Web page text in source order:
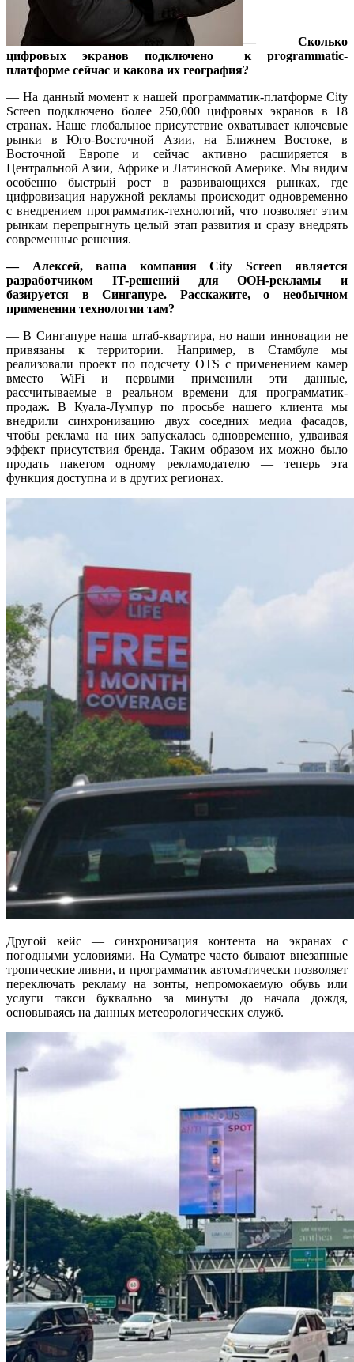
— Сколько
цифровых экранов подключено к programmatic-
платформе сейчас и какова их география?
— На данный момент к нашей программатик-платформе City
Screen подключено более 250,000 цифровых экранов в 18
странах. Наше глобальное присутствие охватывает ключевые
рынки в Юго-Восточной Азии, на Ближнем Востоке, в
Восточной Европе и сейчас активно расширяется в
Центральной Азии, Африке и Латинской Америке. Мы видим
особенно быстрый рост в развивающихся рынках, где
цифровизация наружной рекламы происходит одновременно
с внедрением программатик-технологий, что позволяет этим
рынкам перепрыгнуть целый этап развития и сразу внедрять
современные решения.
— Алексей, ваша компания City Screen является
разработчиком IT-решений для OOH-рекламы и
базируется в Сингапуре. Расскажите, о необычном
применении технологии там?
— В Сингапуре наша штаб-квартира, но наши инновации не
привязаны к территории. Например, в Стамбуле мы
реализовали проект по подсчету OTS с применением камер
вместо WiFi и первыми применили эти данные,
рассчитываемые в реальном времени для программатик-
продаж. В Куала-Лумпур по просьбе нашего клиента мы
внедрили синхронизацию двух соседних медиа фасадов,
чтобы реклама на них запускалась одновременно, удваивая
эффект присутствия бренда. Таким образом их можно было
продать пакетом одному рекламодателю — теперь эта
функция доступна и в других регионах.
Другой кейс — синхронизация контента на экранах с
погодными условиями. На Суматре часто бывают внезапные
тропические ливни, и программатик автоматически позволяет
переключать рекламу на зонты, непромокаемую обувь или
услуги такси буквально за минуты до начала дождя,
основываясь на данных метеорологических служб.